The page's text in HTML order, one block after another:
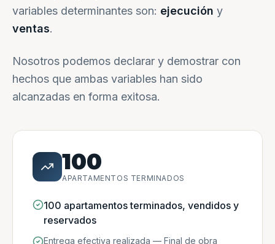
variables determinantes son: ejecución y
ventas.
Nosotros podemos declarar y demostrar con
hechos que ambas variables han sido
alcanzadas en forma exitosa.
100
APARTAMENTOS TERMINADOS
100 apartamentos terminados, vendidos y
reservados
Entrega efectiva realizada — Final de obra